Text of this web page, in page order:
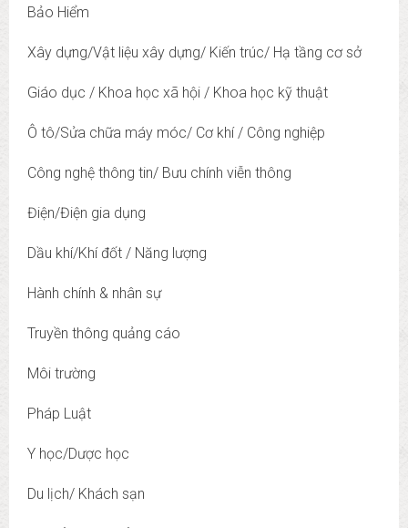
Bảo Hiểm
Xây dựng/Vật liệu xây dựng/ Kiến trúc/ Hạ tầng cơ sở
Giáo dục / Khoa học xã hội / Khoa học kỹ thuật
Ô tô/Sửa chữa máy móc/ Cơ khí / Công nghiệp
Công nghệ thông tin/ Bưu chính viễn thông
Điện/Điện gia dụng
Dầu khí/Khí đốt / Năng lượng
Hành chính & nhân sự
Truyền thông quảng cáo
Môi trường
Pháp Luật
Y học/Dược học
Du lịch/ Khách sạn